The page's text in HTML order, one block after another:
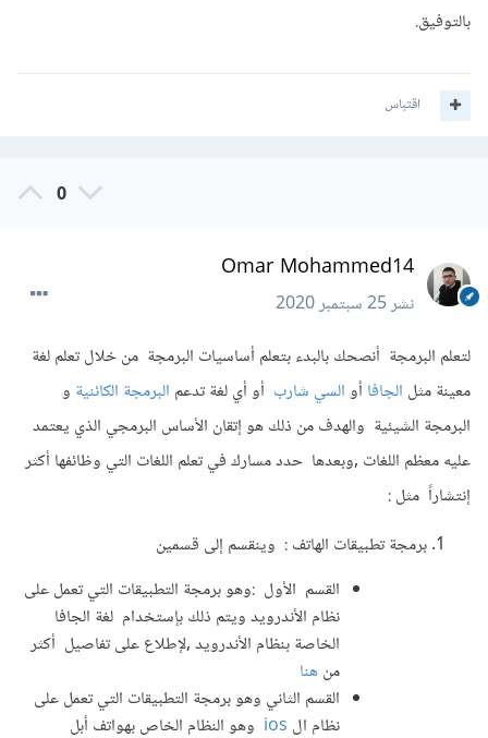
بالتوفيق.
اقتباس
0
Omar Mohammed14
نشر25 سبتمبر 2020
لتعلم البرمجة أنصحك بالبدء بتعلم أساسيات البرمجة من خلال تعلم لغة
معينة مثل الجافاأوالسي شاربأو أي لغة تدعمالبرمجة الكائنيةو
البرمجة الشيئية والهدف من ذلك هو إتقان الأساس البرمجي الذي يعتمد
عليه معظم اللغات ,وبعدها حدد مسارك في تعلم اللغات التي وظائفها أكثر
إنتشاراً مثل :
برمجة تطبيقات الهاتف : وينقسم إلى قسمين
القسم الأول :وهو برمجة التطبيقات التي تعمل على
نظام الأندرويد ويتم ذلك بإستخدام لغة الجافا
الخاصة بنظام الأندرويد ,لإطلاع على تفاصيل أكثر
منهنا
القسم الثاني وهو برمجة التطبيقات التي تعمل على
نظام ال iosوهو النظام الخاص بهواتف أبل